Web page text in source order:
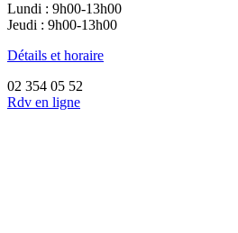
Lundi : 9h00-13h00
Jeudi : 9h00-13h00
Détails et horaire
02 354 05 52
Rdv en ligne